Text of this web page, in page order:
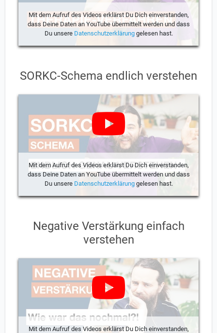
Mit dem Aufruf des Videos erklärst Du Dich einverstanden,
dass Deine Daten an YouTube übermittelt werden und dass
Du unsere Datenschutzerklärunggelesen hast.
SORKC-Schema endlich verstehen
Mit dem Aufruf des Videos erklärst Du Dich einverstanden,
dass Deine Daten an YouTube übermittelt werden und dass
Du unsere Datenschutzerklärunggelesen hast.
Negative Verstärkung einfach
verstehen
Mit dem Aufruf des Videos erklärst Du Dich einverstanden,